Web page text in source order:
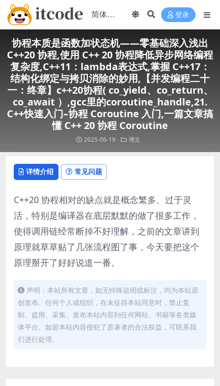
登录
协程本质是函数加状态机——零基础深入浅出
C++20 协程,使用 C++ 20 协程降低异步网络编程
复杂度,C++11：lambda表达式,掌握 C++17：
结构化绑定与拷贝消除的妙用,【并发编程二十
一：终章】c++20协程( co_yield、co_return、
co_await ）,gcc里的coroutine_handle,21.
C++快速入门–协程 Coroutine 入门,一篇文章搞
懂 C++ 20 协程 Coroutine
2025-06-19 博文
详情介绍 常见问题
C++20 协程相对的缺点就是概念繁多、过于灵
活，特别是编译器在底层默默的做了很多工作，
使得调用链经常断掉不好理解，之前的文章讲到
原理就草草贴了几张流程图了事，今天要把这个
原理掰开了好好说道一番。
声明：本站所有文章，如无特殊说明或标注，均为本站原
创发布。任何个人或组织，在未征得本站同意时，禁止复
制、盗用、采集、发布本站内容到任何网站、书籍等各类媒
体平台。如若本站内容侵犯了原著者的合法权益，可联系我
们进行处理。